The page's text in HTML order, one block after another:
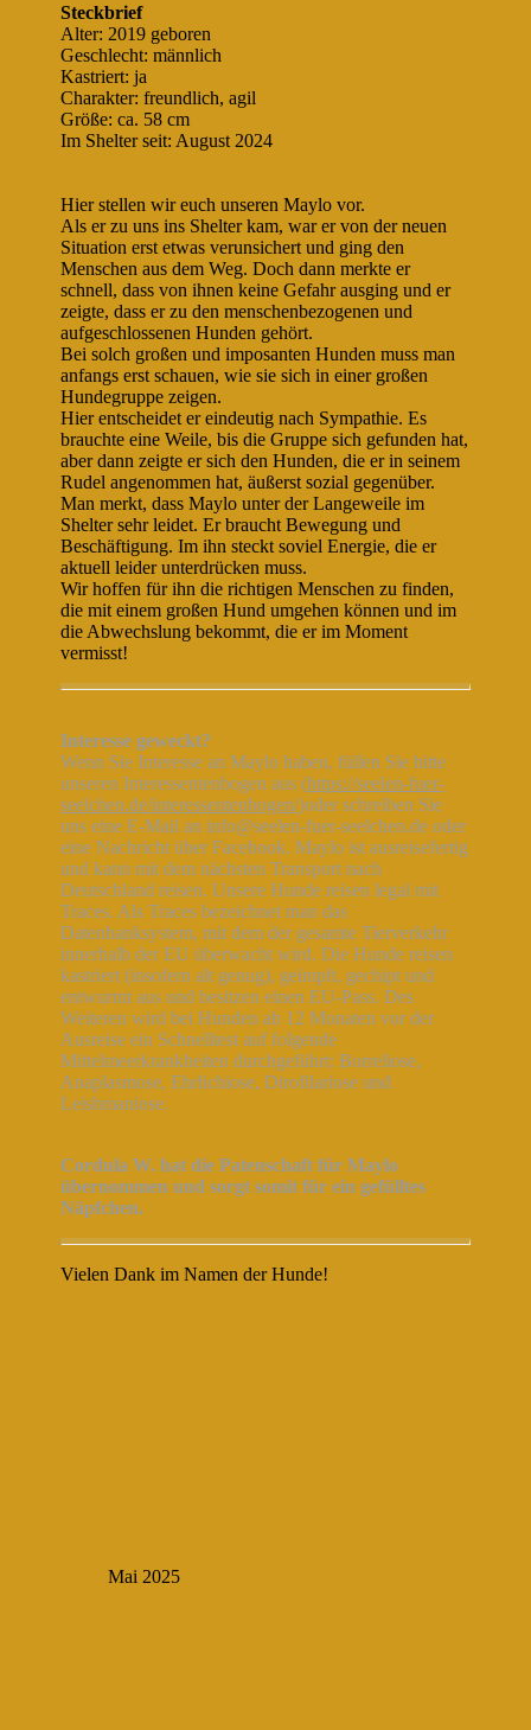
Steckbrief
Alter: 2019 geboren
Geschlecht: männlich
Kastriert: ja
Charakter: freundlich, agil
Größe: ca. 58 cm
Im Shelter seit: August 2024
Hier stellen wir euch unseren Maylo vor.
Als er zu uns ins Shelter kam, war er von der neuen
Situation erst etwas verunsichert und ging den
Menschen aus dem Weg. Doch dann merkte er
schnell, dass von ihnen keine Gefahr ausging und er
zeigte, dass er zu den menschenbezogenen und
aufgeschlossenen Hunden gehört.
Bei solch großen und imposanten Hunden muss man
anfangs erst schauen, wie sie sich in einer großen
Hundegruppe zeigen.
Hier entscheidet er eindeutig nach Sympathie. Es
brauchte eine Weile, bis die Gruppe sich gefunden hat,
aber dann zeigte er sich den Hunden, die er in seinem
Rudel angenommen hat, äußerst sozial gegenüber.
Man merkt, dass Maylo unter der Langeweile im
Shelter sehr leidet. Er braucht Bewegung und
Beschäftigung. Im ihn steckt soviel Energie, die er
aktuell leider unterdrücken muss.
Wir hoffen für ihn die richtigen Menschen zu finden,
die mit einem großen Hund umgehen können und im
die Abwechslung bekommt, die er im Moment
vermisst!
Interesse geweckt?
Wenn Sie Interesse an Maylo haben, füllen Sie bitte
unseren Interessentenbogen aus (https://seelen-fuer-
seelchen.de/interessentenbogen/)oder schreiben Sie
uns eine E-Mail an info@seelen-fuer-seelchen.de oder
eine Nachricht über Facebook. Maylo ist ausreisefertig
und kann mit dem nächsten Transport nach
Deutschland reisen. Unsere Hunde reisen legal mit
Traces. Als Traces bezeichnet man das
Datenbanksystem, mit dem der gesamte Tierverkehr
innerhalb der EU überwacht wird. Die Hunde reisen
kastriert (insofern alt genug), geimpft, gechipt und
entwurmt aus und besitzen einen EU-Pass. Des
Weiteren wird bei Hunden ab 12 Monaten vor der
Ausreise ein Schnelltest auf folgende
Mittelmeerkrankheiten durchgeführt: Borreliose,
Anaplasmose, Ehrlichiose, Dirofilariose und
Leishmaniose.
Cordula W. hat die Patenschaft für Maylo
übernommen und sorgt somit für ein gefülltes
Näpfchen.
Vielen Dank im Namen der Hunde!
Mai 2025